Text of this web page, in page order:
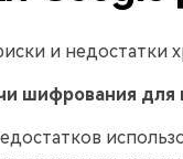
и недостатки
шифрования для